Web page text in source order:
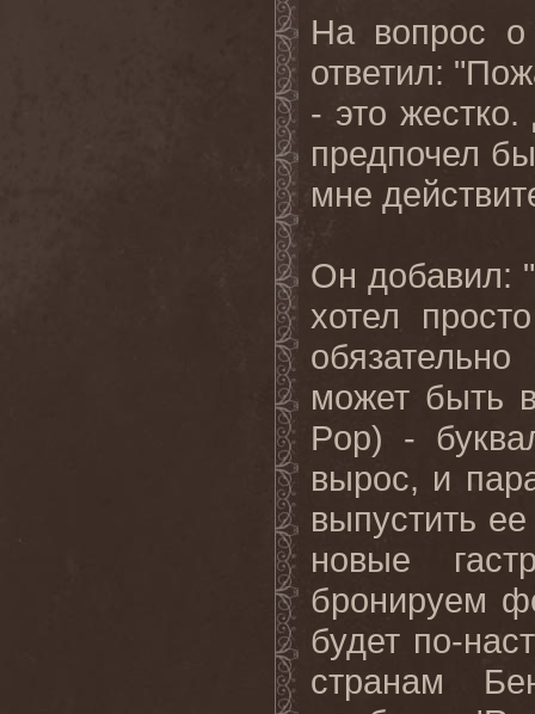
На вопрос о
ответил:
- это
предпочел
мне
Он добавил:
хотел
может быть
Pop) -
вырос, и
выпустить
новые
бронируем
будет по-
странам